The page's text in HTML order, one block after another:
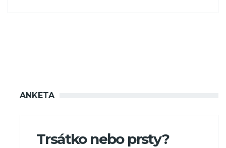
ANKETA
Trsátko nebo prsty?